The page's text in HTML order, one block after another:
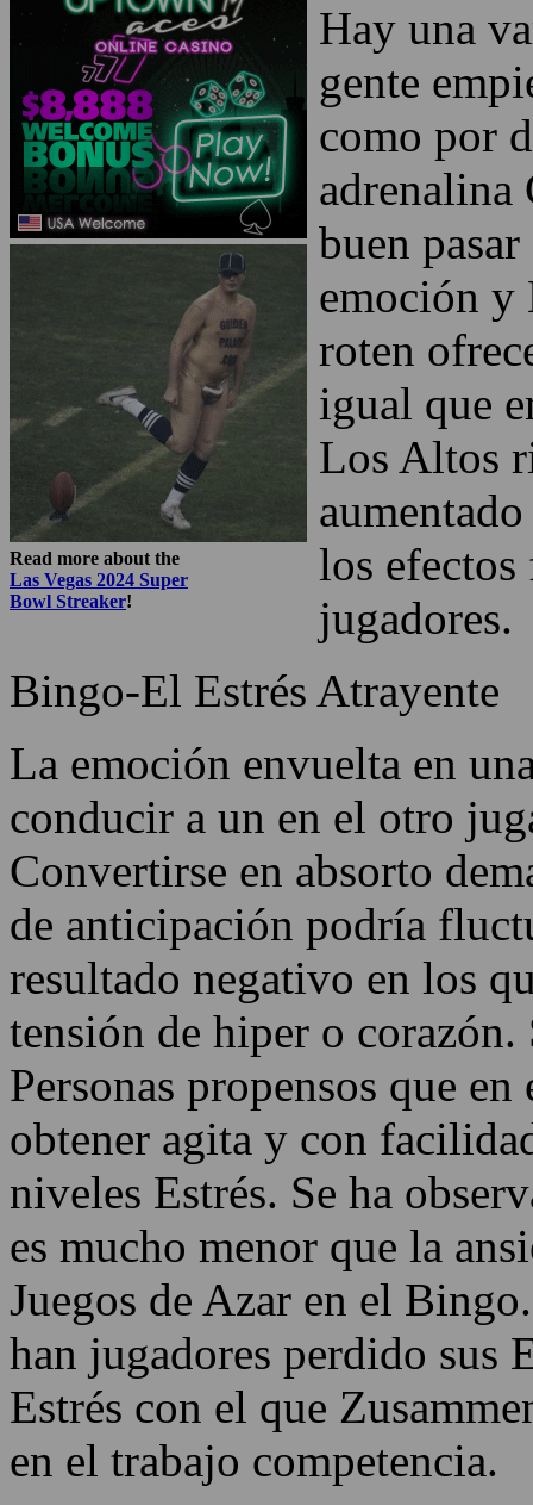
Read more about the
Las Vegas 2024 Super
Bowl Streaker!
Hay una
gente
como por
adrenalina
buen
emoción y
roten
igual que
Los Altos
los efectos
jugadores.
Bingo-El Estrés Atrayente
La emoción envuelta en
conducir a un en el otro
Convertirse en absorto
de anticipación podría
resultado negativo en los
tensión de hiper o
Personas propensos que
obtener agita y con
niveles Estrés. Se ha
es mucho menor que la
Juegos de Azar en el
han jugadores perdido sus
Estrés con el que
en el trabajo competencia.